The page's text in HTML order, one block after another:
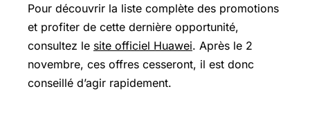
Pour découvrir la liste complète des promotions
et profiter de cette dernière opportunité,
consultez le site officiel Huawei. Après le 2
novembre, ces offres cesseront, il est donc
conseillé d’agir rapidement.